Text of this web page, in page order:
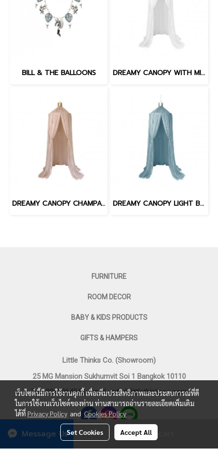
Add to cart
Message Us
BILL & THE BALLOONS DREAMY CANOPY WITH MINI POMPOM SET WHITE
DREAMY CANOPY CHAMPAGHE GOLD DREAMY CANOPY LIGHT BLUE SILVER
FURNITURE
ROOM DECOR
BABY & KIDS PRODUCTS
GIFTS & HAMPERS
Little Thinks Co. (Showroom)
25 MG Mansion Sukhumvit Soi 1 Bangkok 10110
Tel : 0969364545Email :info@littlethinksco.com
เว็บไซต์นี้มีการใช้งานคุกกี้ เพื่อเพิ่มประสิทธิภาพและประสบการณ์ที่ดี
ในการใช้งานเว็บไซต์ของท่าน ท่านสามารถอ่านรายละเอียดเพิ่มเติม
ได้ที่ Privacy Policy and Cookies Policy
Set Cookies Accept All